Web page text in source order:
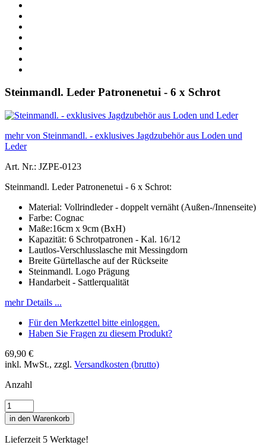
Steinmandl. Leder Patronenetui - 6 x Schrot
mehr von Steinmandl. - exklusives Jagdzubehör aus Loden und
Leder
Art. Nr.: JZPE-0123
Steinmandl. Leder Patronenetui - 6 x Schrot:
Material: Vollrindleder - doppelt vernäht (Außen-/Innenseite)
Farbe: Cognac
Maße:16cm x 9cm (BxH)
Kapazität: 6 Schrotpatronen - Kal. 16/12
Lautlos-Verschlusslasche mit Messingdorn
Breite Gürtellasche auf der Rückseite
Steinmandl. Logo Prägung
Handarbeit - Sattlerqualität
mehr Details ...
Für den Merkzettel bitte einloggen.
Haben Sie Fragen zu diesem Produkt?
69,90 €
inkl. MwSt., zzgl. Versandkosten (brutto)
Anzahl
in den Warenkorb
Lieferzeit 5 Werktage!